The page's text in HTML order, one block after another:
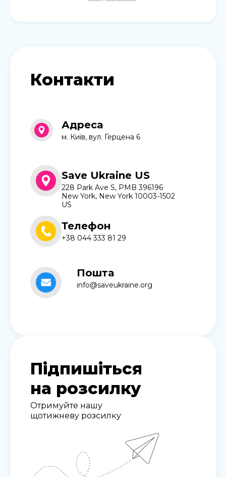
Контакти
Адреса
м. Київ, вул. Герцена 6
Save Ukraine US
228 Park Ave S, PMB 396196
New York, New York 10003-1502
US
Телефон
+38 044 333 81 29
Пошта
info@saveukraine.org
Підпишіться
на розсилку
Отримуйте нашу
щотижневу розсилку